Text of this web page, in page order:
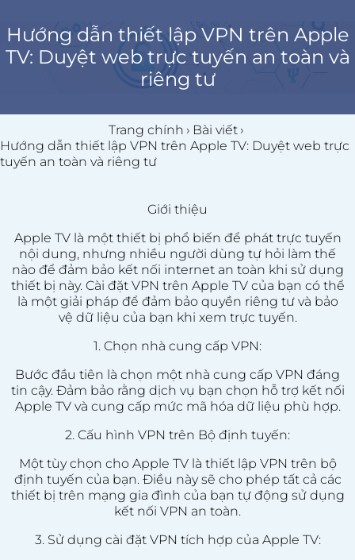
Hướng dẫn thiết lập VPN trên Apple
TV: Duyệt web trực tuyến an toàn và
riêng tư
Trang chính › Bài viết ›
Hướng dẫn thiết lập VPN trên Apple TV: Duyệt web trực
tuyến an toàn và riêng tư
Giới thiệu
Apple TV là một thiết bị phổ biến để phát trực tuyến
nội dung, nhưng nhiều người dùng tự hỏi làm thế
nào để đảm bảo kết nối internet an toàn khi sử dụng
thiết bị này. Cài đặt VPN trên Apple TV của bạn có thể
là một giải pháp để đảm bảo quyền riêng tư và bảo
vệ dữ liệu của bạn khi xem trực tuyến.
1. Chọn nhà cung cấp VPN:
Bước đầu tiên là chọn một nhà cung cấp VPN đáng
tin cậy. Đảm bảo rằng dịch vụ bạn chọn hỗ trợ kết nối
Apple TV và cung cấp mức mã hóa dữ liệu phù hợp.
2. Cấu hình VPN trên Bộ định tuyến:
Một tùy chọn cho Apple TV là thiết lập VPN trên bộ
định tuyến của bạn. Điều này sẽ cho phép tất cả các
thiết bị trên mạng gia đình của bạn tự động sử dụng
kết nối VPN an toàn.
3. Sử dụng cài đặt VPN tích hợp của Apple TV: